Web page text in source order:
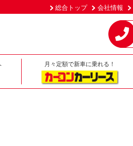
総合トップ 会社情報
月々定額で新車に乗れる！